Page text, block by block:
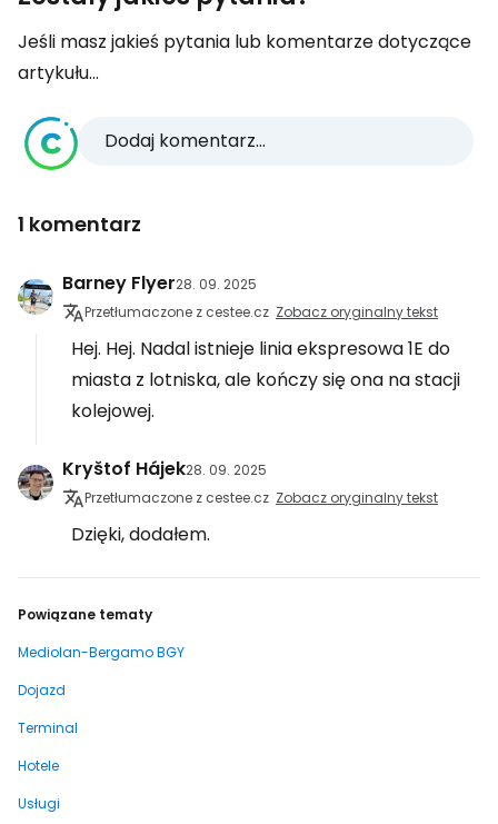
Jeśli masz jakieś pytania lub komentarze dotyczące
artykułu...
Dodaj komentarz...
1 komentarz
Barney Flyer28. 09. 2025
Przetłumaczone z cestee.cz Zobacz oryginalny tekst
Hej. Hej. Nadal istnieje linia ekspresowa 1E do
miasta z lotniska, ale kończy się ona na stacji
kolejowej.
Kryštof Hájek28. 09. 2025
Przetłumaczone z cestee.cz Zobacz oryginalny tekst
Dzięki, dodałem.
Powiązane tematy
Mediolan-Bergamo BGY
Dojazd
Terminal
Hotele
Usługi